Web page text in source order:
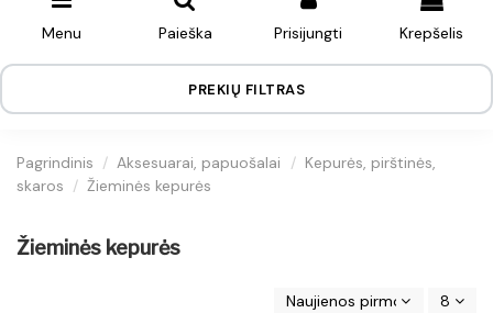
Menu Paieška Prisijungti Krepšelis
PREKIŲ FILTRAS
Pagrindinis Aksesuarai, papuošalai
Kepurės, pirštinės,
skaros
Žieminės kepurės
Žieminės kepurės
Naujienos pirmos 8